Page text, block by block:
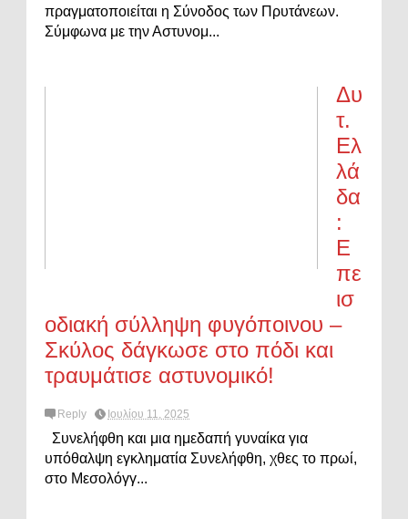
πραγματοποιείται η Σύνοδος των Πρυτάνεων.
Σύμφωνα με την Αστυνομ...
Δυ
τ.
Ελ
λά
δα
:
Ε
πε
ισ
οδιακή σύλληψη φυγόποινου –
Σκύλος δάγκωσε στο πόδι και
τραυμάτισε αστυνομικό!
Reply Ιουλίου 11, 2025
Συνελήφθη και μια ημεδαπή γυναίκα για
υπόθαλψη εγκληματία Συνελήφθη, χθες το πρωί,
στο Μεσολόγγ...